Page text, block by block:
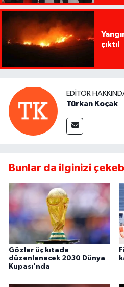
çıktı!
EDITÖR
Türkan Koçak
Bunlar da ilginizi
Gözler üç kıtada
düzenlenecek 2030 Dünya
Kupası'nda